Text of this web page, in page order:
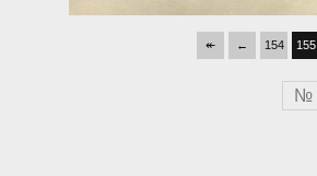
↞ ← 154 155